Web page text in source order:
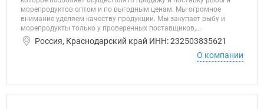
морепродуктов оптом и по выгодным ценам. Мы огромное
внимание уделяем качеству продукции. Мы закупает рыбу и
морепродукты только у проверенных поставщиков,...
Россия, Краснодарский край ИНН: 232503835621
О компании